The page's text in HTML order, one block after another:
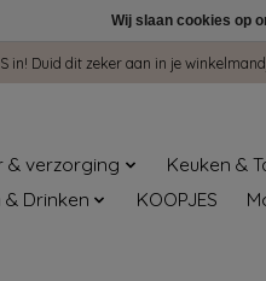
in! Duid dit zeker aan in je
& verzorging Keuken &
& Drinken
KOOPJES
Wij slaan cookies op